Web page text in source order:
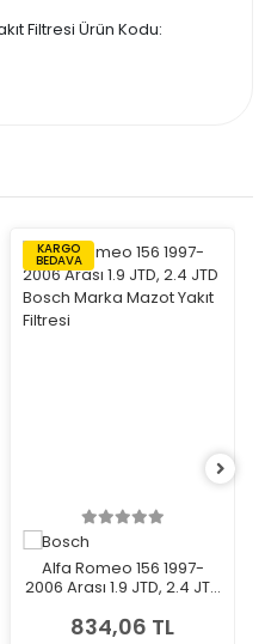
Filtresi Ürün Kodu:
KARGO
BEDAVA
Alfa Romeo 156 1997-
2006 Arası 1.9 JTD, 2.4 JTD
Filtresi
834,06 TL